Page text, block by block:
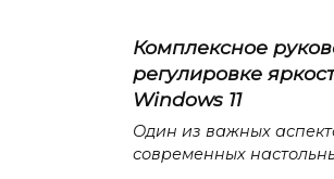
Комплексное
регулировке
Windows 11
Один из важных
современных